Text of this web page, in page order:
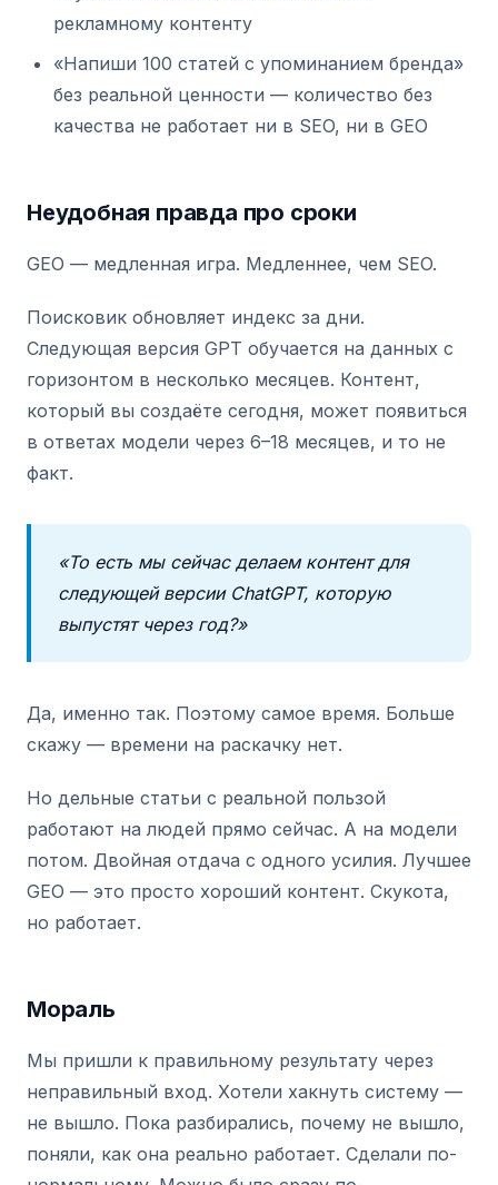
рекламному контенту
«Напиши 100 статей с упоминанием бренда»
без реальной ценности — количество без
качества не работает ни в SEO, ни в GEO
Неудобная правда про сроки
GEO — медленная игра. Медленнее, чем SEO.
Поисковик обновляет индекс за дни.
Следующая версия GPT обучается на данных с
горизонтом в несколько месяцев. Контент,
который вы создаёте сегодня, может появиться
в ответах модели через 6–18 месяцев, и то не
факт.
«То есть мы сейчас делаем контент для
следующей версии ChatGPT, которую
выпустят через год?»
Да, именно так. Поэтому самое время. Больше
скажу — времени на раскачку нет.
Но дельные статьи с реальной пользой
работают на людей прямо сейчас. А на модели
потом. Двойная отдача с одного усилия. Лучшее
GEO — это просто хороший контент. Скукота,
но работает.
Мораль
Мы пришли к правильному результату через
неправильный вход. Хотели хакнуть систему —
не вышло. Пока разбирались, почему не вышло,
поняли, как она реально работает. Сделали по-